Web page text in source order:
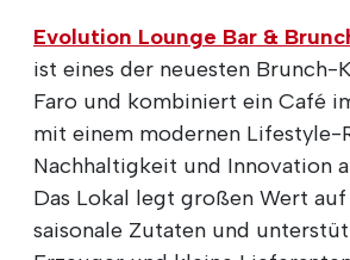
Evolution Lounge Bar &
ist eines der neuesten Brunch-
Faro und kombiniert ein Café
mit einem modernen Lifestyle-
Nachhaltigkeit und Innovation
Das Lokal legt großen Wert
saisonale Zutaten und